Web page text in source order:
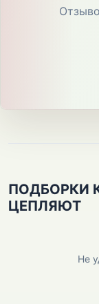
ПОДБОРКИ
ЦЕПЛЯЮТ
Не